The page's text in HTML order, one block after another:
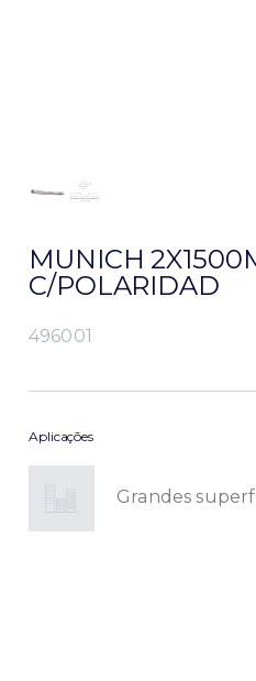
MUNICH
C/POLARIDAD
496001
Aplicações
Grandes